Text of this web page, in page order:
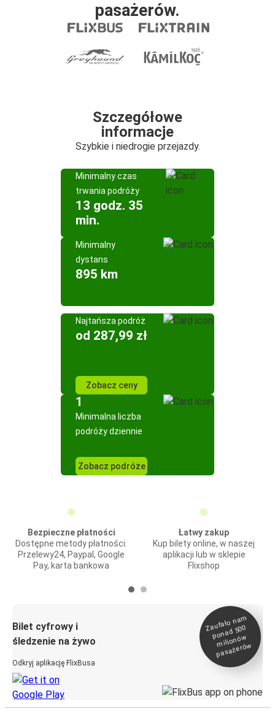
pasażerów.
Szczegółowe
informacje
Szybkie i niedrogie przejazdy.
Minimalny czas
trwania podróży
13 godz. 35
min.
Minimalny
dystans
895 km
Najtańsza podróż
od 287,99 zł
Zobacz ceny
1
Minimalna liczba
podróży dziennie
Zobacz podróże
Bezpieczne płatności
Dostępne metody płatności:
Przelewy24, Paypal, Google
Pay, karta bankowa
Łatwy zakup
Kup bilety online, w naszej
aplikacji lub w sklepie
Flixshop
Bilet cyfrowy i
śledzenie na żywo
Odkryj aplikację FlixBusa
Zaufało na
m
ponad 500
milionó
w
pasażeró
w